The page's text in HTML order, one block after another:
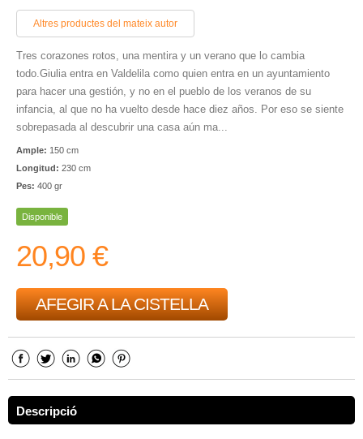
Altres productes del mateix autor
Tres corazones rotos, una mentira y un verano que lo cambia
todo.Giulia entra en Valdelila como quien entra en un ayuntamiento
para hacer una gestión, y no en el pueblo de los veranos de su
infancia, al que no ha vuelto desde hace diez años. Por eso se siente
sobrepasada al descubrir una casa aún ma...
Ample: 150 cm
Longitud: 230 cm
Pes: 400 gr
Disponible
20,90 €
AFEGIR A LA CISTELLA
Descripció